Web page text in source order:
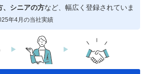
、シニアの方など、幅広く登録されていま
年4月の当社実績